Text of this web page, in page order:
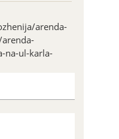
arenda-
na-ul-karla-